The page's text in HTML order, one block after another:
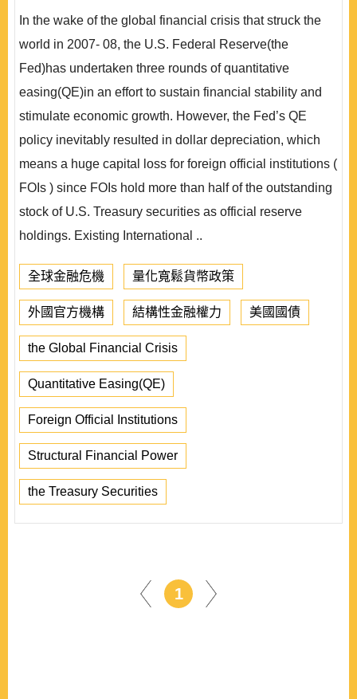
In the wake of the global financial crisis that struck the
world in 2007- 08, the U.S. Federal Reserve(the
Fed)has undertaken three rounds of quantitative
easing(QE)in an effort to sustain financial stability and
stimulate economic growth. However, the Fed’s QE
policy inevitably resulted in dollar depreciation, which
means a huge capital loss for foreign official institutions (
FOIs ) since FOIs hold more than half of the outstanding
stock of U.S. Treasury securities as official reserve
holdings. Existing International ..
全球金融危機 量化寬鬆貨幣政策
外國官方機構 結構性金融權力 美國國債
the Global Financial Crisis
Quantitative Easing(QE)
Foreign Official Institutions
Structural Financial Power
the Treasury Securities
1